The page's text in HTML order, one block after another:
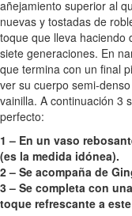
añejamiento superior al
nuevas y tostadas de
toque que lleva haciendo
siete generaciones. En
que termina con un final
ver su cuerpo semi-
vainilla. A continuación 3
perfecto:
1 – En un vaso
(es la medida idónea).
2 – Se acompaña de
3 – Se completa con
toque refrescante a